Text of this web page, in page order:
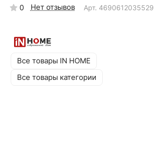
0 Нет отзывов Арт. 4690612035529
Все товары IN HOME
Все товары категории